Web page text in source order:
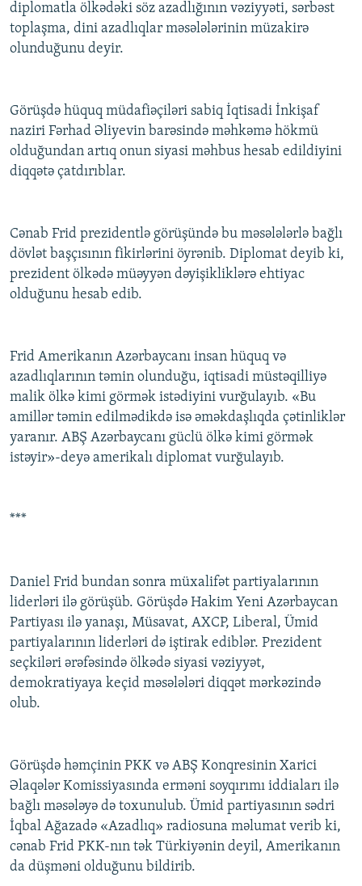
diplomatla ölkədəki söz azadlığının vəziyyəti, sərbəst
toplaşma, dini azadlıqlar məsələlərinin müzakirə
olunduğunu deyir.
Görüşdə hüquq müdafiəçiləri sabiq İqtisadi İnkişaf
naziri Fərhad Əliyevin barəsində məhkəmə hökmü
olduğundan artıq onun siyasi məhbus hesab edildiyini
diqqətə çatdırıblar.
Cənab Frid prezidentlə görüşündə bu məsələlərlə bağlı
dövlət başçısının fikirlərini öyrənib. Diplomat deyib ki,
prezident ölkədə müəyyən dəyişikliklərə ehtiyac
olduğunu hesab edib.
Frid Amerikanın Azərbaycanı insan hüquq və
azadlıqlarının təmin olunduğu, iqtisadi müstəqilliyə
malik ölkə kimi görmək istədiyini vurğulayıb. «Bu
amillər təmin edilmədikdə isə əməkdaşlıqda çətinliklər
yaranır. ABŞ Azərbaycanı güclü ölkə kimi görmək
istəyir»-deyə amerikalı diplomat vurğulayıb.
***
Daniel Frid bundan sonra müxalifət partiyalarının
liderləri ilə görüşüb. Görüşdə Hakim Yeni Azərbaycan
Partiyası ilə yanaşı, Müsavat, AXCP, Liberal, Ümid
partiyalarının liderləri də iştirak ediblər. Prezident
seçkiləri ərəfəsində ölkədə siyasi vəziyyət,
demokratiyaya keçid məsələləri diqqət mərkəzində
olub.
Görüşdə həmçinin PKK və ABŞ Konqresinin Xarici
Əlaqələr Komissiyasında erməni soyqırımı iddiaları ilə
bağlı məsələyə də toxunulub. Ümid partiyasının sədri
İqbal Ağazadə «Azadlıq» radiosuna məlumat verib ki,
cənab Frid PKK-nın tək Türkiyənin deyil, Amerikanın
da düşməni olduğunu bildirib.